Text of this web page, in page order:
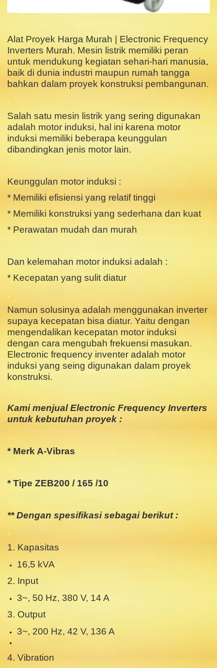
.
Alat Proyek Harga Murah | Electronic Frequency
Inverters Murah. Mesin listrik memiliki peran
untuk mendukung kegiatan sehari-hari manusia,
baik di dunia industri maupun rumah tangga
bahkan dalam proyek konstruksi pembangunan.
.
Salah satu mesin listrik yang sering digunakan
adalah motor induksi, hal ini karena motor
induksi memiliki beberapa keunggulan
dibandingkan jenis motor lain.
.
Keunggulan motor induksi :
* Memiliki efisiensi yang relatif tinggi
* Memiliki konstruksi yang sederhana dan kuat
* Perawatan mudah dan murah
.
Dan kelemahan motor induksi adalah :
* Kecepatan yang sulit diatur
.
Namun solusinya adalah menggunakan inverter
supaya kecepatan bisa diatur. Yaitu dengan
mengendalikan kecepatan motor induksi
dengan cara mengubah frekuensi masukan.
Electronic frequency inventer adalah motor
induksi yang seing digunakan dalam proyek
konstruksi.
.
Kami menjual Electronic Frequency Inverters
untuk kebutuhan proyek :
.
* Merk A-Vibras
.
* Tipe ZEB200 / 165 /10
.
** Dengan spesifikasi sebagai berikut :
.
1. Kapasitas
16,5 kVA
2. Input
3~, 50 Hz, 380 V, 14 A
3. Output
3~, 200 Hz, 42 V, 136 A
4. Vibration